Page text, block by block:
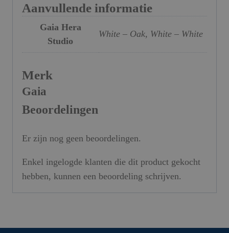
Aanvullende informatie
Gaia Hera
Studio
White – Oak, White – White
Merk
Gaia
Beoordelingen
Er zijn nog geen beoordelingen.
Enkel ingelogde klanten die dit product gekocht
hebben, kunnen een beoordeling schrijven.